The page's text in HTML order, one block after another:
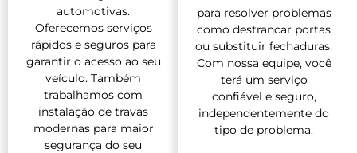
automotivas.
Oferecemos serviços
rápidos e seguros para
garantir o acesso ao seu
veículo. Também
trabalhamos com
instalação de travas
modernas para maior
segurança do seu
para resolver problemas
como destrancar portas
ou substituir fechaduras.
Com nossa equipe, você
terá um serviço
confiável e seguro,
independentemente do
tipo de problema.